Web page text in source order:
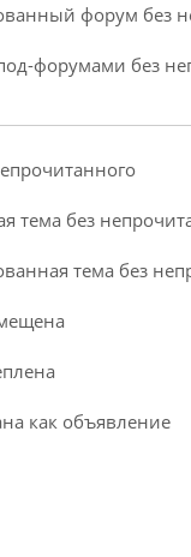
форум без
форумами без
тема без
тема без
как объявление